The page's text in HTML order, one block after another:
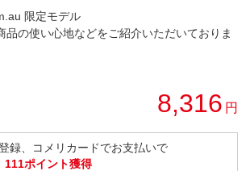
限定モデル
品の使い心地などをご紹介いただいておりま
8,316 円
録、コメリカードでお支払いで
111ポイント獲得